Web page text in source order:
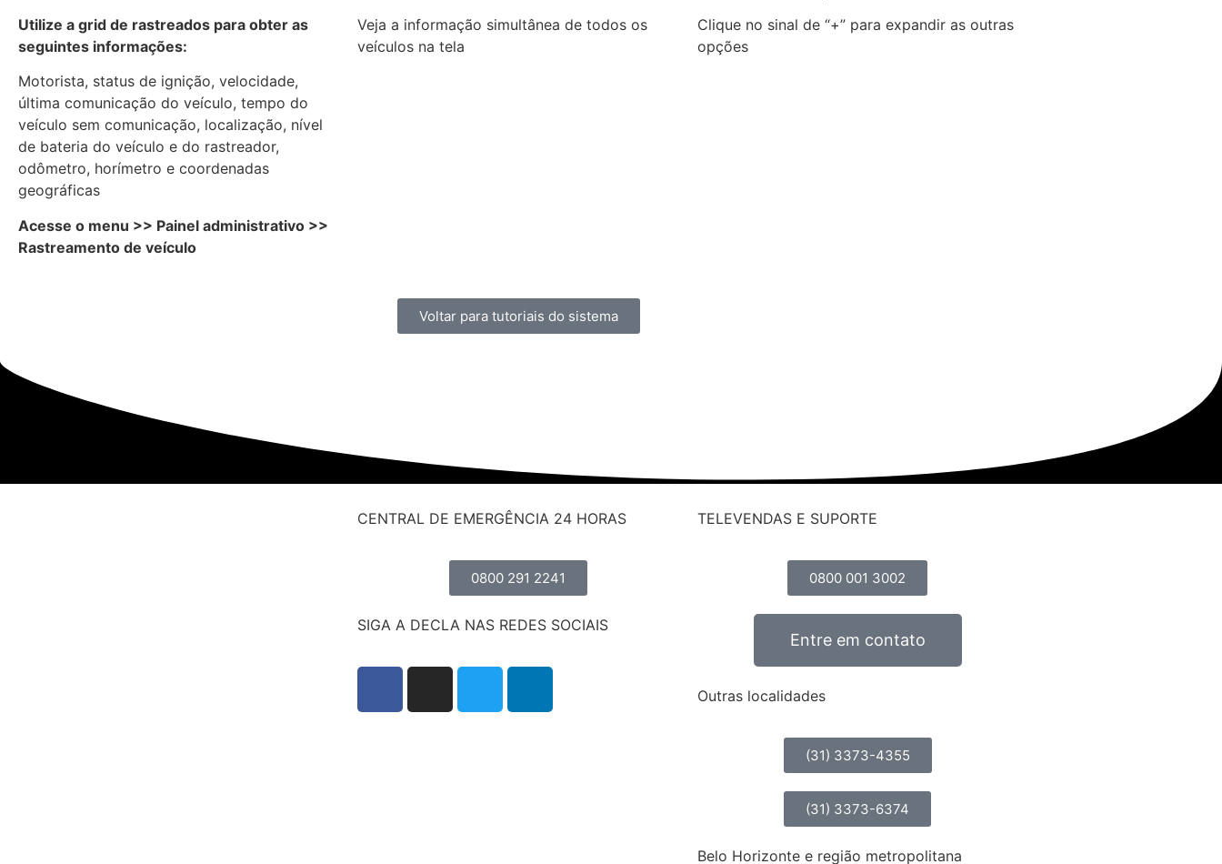
Utilize a grid de rastreados para obter as
seguintes informações:
Motorista, status de ignição, velocidade,
última comunicação do veículo, tempo do
veículo sem comunicação, localização, nível
de bateria do veículo e do rastreador,
odômetro, horímetro e coordenadas
geográficas
Acesse o menu >> Painel administrativo >>
Rastreamento de veículo
Veja a informação simultânea de todos os
veículos na tela
Clique no sinal de “+” para expandir as outras
opções
Voltar para tutoriais do sistema
CENTRAL DE EMERGÊNCIA 24 HORAS
0800 291 2241
SIGA A DECLA NAS REDES SOCIAIS
TELEVENDAS E SUPORTE
0800 001 3002
Entre em contato
Outras localidades
(31) 3373-4355
(31) 3373-6374
Belo Horizonte e região metropolitana